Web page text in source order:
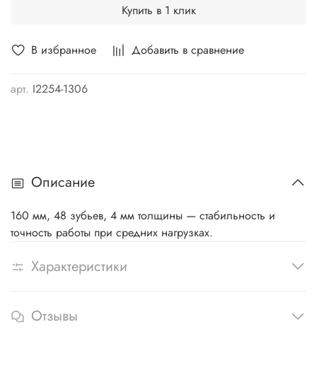
В избранное Добавить в сравнение
арт. I2254-1306
Купить в 1 клик
Описание
160 мм, 48 зубьев, 4 мм толщины — стабильность и
точность работы при средних нагрузках.
Характеристики
Отзывы